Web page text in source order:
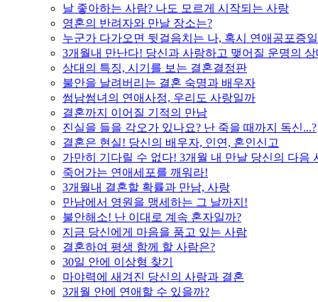
날 좋아하는 사람? 나도 모르게 시작되는 사랑
영혼의 반려자와 만날 장소는?
누군가 다가오면 뒷걸음치는 나, 혹시 연애공포증
3개월내 만난다! 당신과 사랑하고 맺어질 운명의 상
상대의 특징, 시기를 보는 결혼결정판
불안을 날려버리는 결혼 숙명과 배우자
썸남썸녀의 연애사정, 우리도 사랑일까
결혼까지 이어질 기적의 만남
진실을 들을 각오가 있나요? 난 죽을 때까지 독신...?
결혼은 현실! 당신의 배우자, 인연, 혼인신고
가만히 기다릴 수 없다! 3개월 내 만날 당신의 다음
죽어가는 연애세포를 깨워라!
3개월내 결혼할 확률과 만남, 사랑
만남에서 영원을 맹세하는 그 날까지!
불안해소! 난 이대로 계속 혼자일까?
지금 당신에게 마음을 품고 있는 사람
결혼하여 평생 함께 할 사람은?
30일 안에 이상형 찾기
마야력에 새겨진 당신의 사랑과 결혼
3개월 안에 연애할 수 있을까?